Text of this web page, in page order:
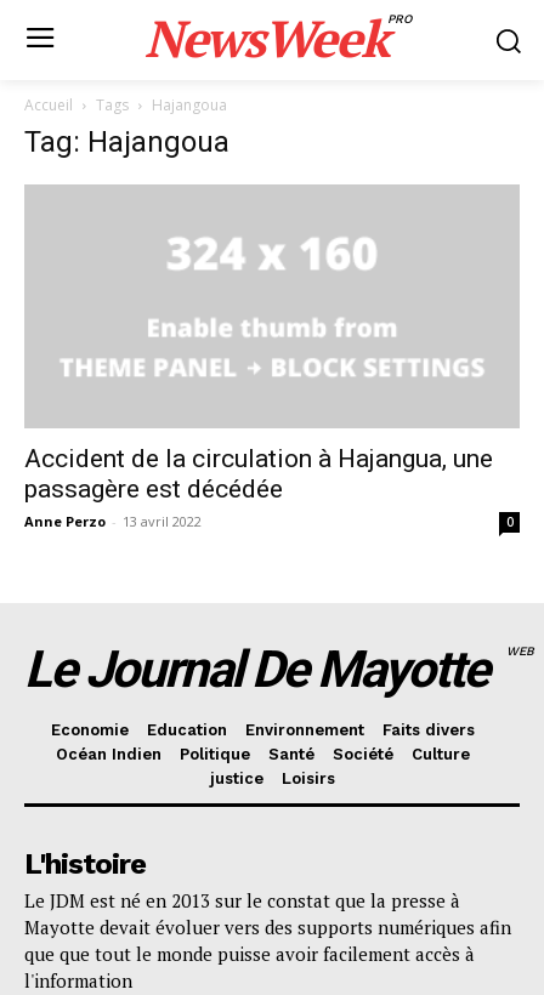
NewsWeekPRO
Accueil Tags Hajangoua
Tag: Hajangoua
Accident de la circulation à Hajangua, une
passagère est décédée
Anne Perzo - 13 avril 2022 0
Le Journal De Mayotte WEB
Economie Education Environnement
Faits divers
Océan Indien
Politique Santé Société
Culture
justice
Loisirs
L'histoire
Le JDM est né en 2013 sur le constat que la presse à
Mayotte devait évoluer vers des supports numériques afin
que que tout le monde puisse avoir facilement accès à
l'information